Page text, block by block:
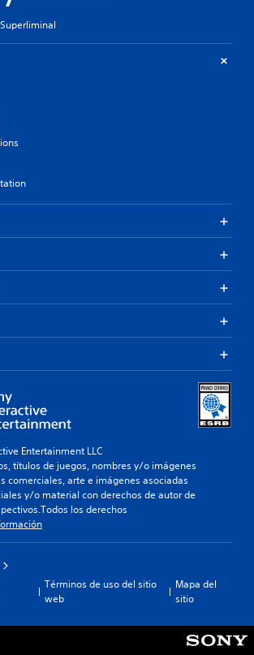
Superliminal
Entertainment LLC
títulos de juegos, nombres y/o imágenes
comerciales, arte e imágenes asociadas
y/o material con derechos de autor de
los derechos
Términos de uso del sitio
web
Mapa del
sitio